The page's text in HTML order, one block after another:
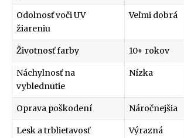
Odolnosť voči UV
žiareniu
Veľmi dobrá
Životnosť farby 10+ rokov
Náchylnosť na
vyblednutie
Nízka
Oprava poškodení Náročnejšia
Lesk a trblietavosť Výrazná